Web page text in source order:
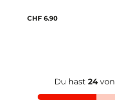
CHF 6.90
Du hast 24 von